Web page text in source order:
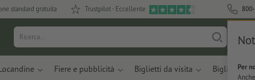
standard gratuita Trustpilot - Eccellente
Per
Fiere e pubblicità Biglietti da visita Biglietti